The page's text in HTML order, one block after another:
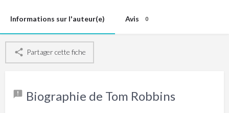
Informations sur l'auteur(e) Avis 0
Partager cette fiche
Biographie de Tom Robbins